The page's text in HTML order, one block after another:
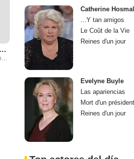
Moi, Michel G, Milliardaire, Maître du monde
Fecha de estreno desconocida
Catherine
...Y tan amigos
Le Coût de la Vie
Reines d'un jour
Evelyne Buyle
Las apariencias
Mort d'un président
Reines d'un jour